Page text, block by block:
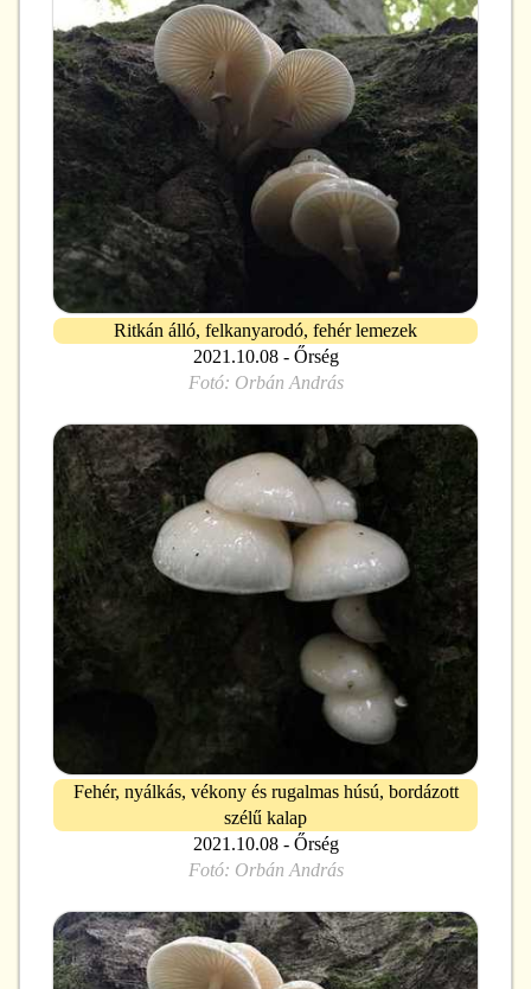
Ritkán álló, felkanyarodó, fehér lemezek
2021.10.08 - Őrség
Fotó: Orbán András
Fehér, nyálkás, vékony és rugalmas húsú, bordázott
szélű kalap
2021.10.08 - Őrség
Fotó: Orbán András